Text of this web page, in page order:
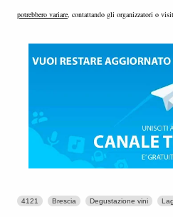
potrebbero variare, contattando gli organizzatori o
4121 Brescia Degustazione vini